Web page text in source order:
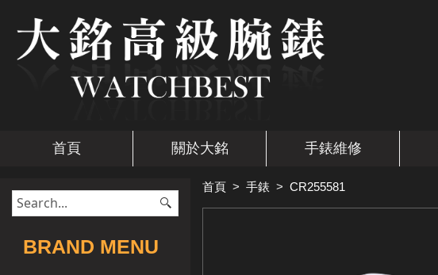
首頁 關於大銘 手錶維修
​BRAND MENU
首頁 > 手錶 > CR255581